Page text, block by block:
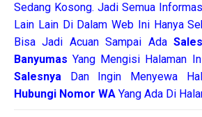
Sedang Kosong. Jadi Semua
Lain Lain Di Dalam Web Ini Hanya
Bisa Jadi Acuan Sampai Ada
BanyumasYang Mengisi Halaman
Salesnya Dan Ingin Menyewa
Hubungi Nomor WA Yang Ada Di